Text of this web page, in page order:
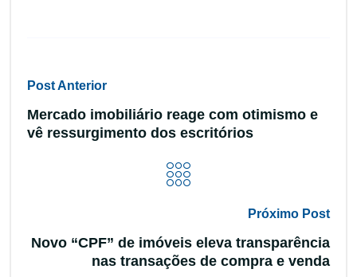
Post Anterior
Mercado imobiliário reage com otimismo e
vê ressurgimento dos escritórios
Próximo Post
Novo “CPF” de imóveis eleva transparência
nas transações de compra e venda